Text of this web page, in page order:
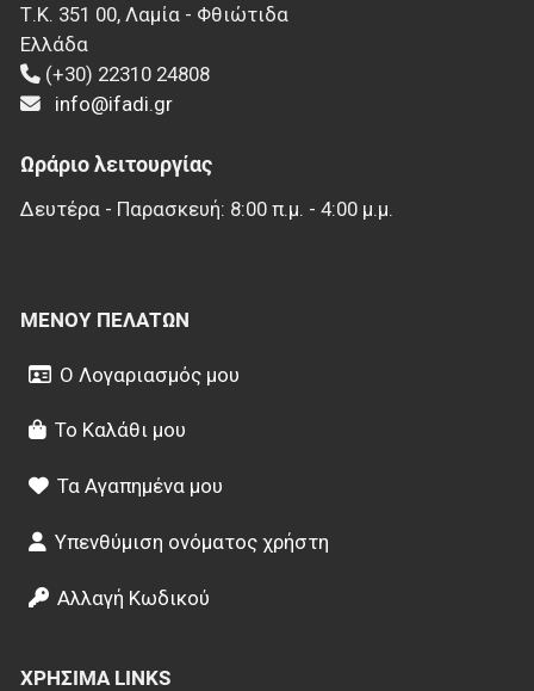
Τ.Κ. 351 00, Λαμία - Φθιώτιδα
Ελλάδα
(+30) 22310 24808
info@ifadi.gr
Ωράριο λειτουργίας
Δευτέρα - Παρασκευή: 8:00 π.μ. - 4:00 μ.μ.
ΜΕΝΟΎ ΠΕΛΑΤΏΝ
Ο Λογαριασμός μου
Το Καλάθι μου
Τα Αγαπημένα μου
Υπενθύμιση ονόματος χρήστη
Αλλαγή Κωδικού
ΧΡΉΣΙΜΑ LINKS